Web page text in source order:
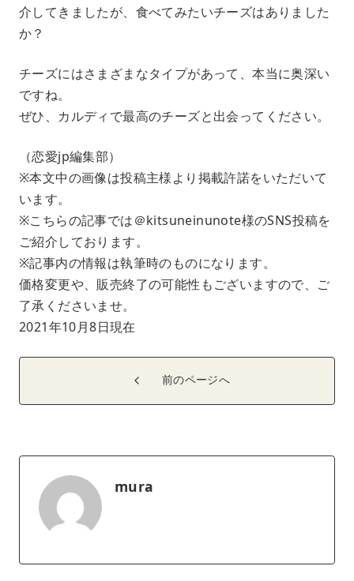
介してきましたが、食べてみたいチーズはありました
か？
チーズにはさまざまなタイプがあって、本当に奥深い
ですね。
ぜひ、カルディで最高のチーズと出会ってください。
（恋愛jp編集部）
※本文中の画像は投稿主様より掲載許諾をいただいて
います。
※こちらの記事では＠kitsuneinunote様のSNS投稿を
ご紹介しております。
※記事内の情報は執筆時のものになります。
価格変更や、販売終了の可能性もございますので、ご
了承くださいませ。
2021年10月8日現在
前のページへ
mura